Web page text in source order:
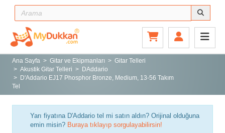
Ana Sayfa
Gitar ve Ekipmanları
Sahne ve Stüdyo
Aksesuarlar
Tuşlu Çalgılar
Vurmalı Çalgılar
Ana Sayfa Gitar ve Ekipmanları
Gitar Telleri
Akustik Gitar Telleri
DAddario
D'Addario EJ17 Phosphor Bronze, Medium, 13-56 Takım
Tel
Yarı fiyatına D'Addario tel mi satın aldın? Orijinal olduğuna
emin misin? Buraya tıklayıp sorgulayabilirsin!